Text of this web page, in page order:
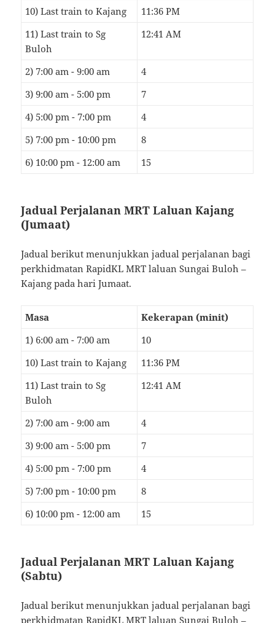
10) Last train to Kajang
11:36 PM
11) Last train to Sg
Buloh
12:41 AM
2) 7:00 am - 9:00 am
4
3) 9:00 am - 5:00 pm
7
4) 5:00 pm - 7:00 pm
4
5) 7:00 pm - 10:00 pm
8
6) 10:00 pm - 12:00 am
15
Jadual Perjalanan MRT Laluan Kajang
(Jumaat)
Jadual berikut menunjukkan jadual perjalanan bagi
perkhidmatan RapidKL MRT laluan Sungai Buloh –
Kajang pada hari Jumaat.
Masa
Kekerapan (minit)
1) 6:00 am - 7:00 am
10
10) Last train to Kajang
11:36 PM
11) Last train to Sg
Buloh
12:41 AM
2) 7:00 am - 9:00 am
4
3) 9:00 am - 5:00 pm
7
4) 5:00 pm - 7:00 pm
4
5) 7:00 pm - 10:00 pm
8
6) 10:00 pm - 12:00 am
15
Jadual Perjalanan MRT Laluan Kajang
(Sabtu)
Jadual berikut menunjukkan jadual perjalanan bagi
perkhidmatan RapidKL MRT laluan Sungai Buloh –